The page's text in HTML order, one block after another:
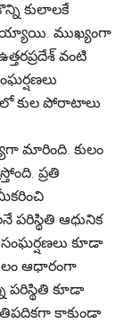
కులాలకే
ముఖ్యంగా
వంటి
కుల పోరాటాలు
మారింది. కులం
ప్రతి
ఆధునిక
కూడా
ఆధారంగా
పరిస్థితి కూడా
కాకుండా